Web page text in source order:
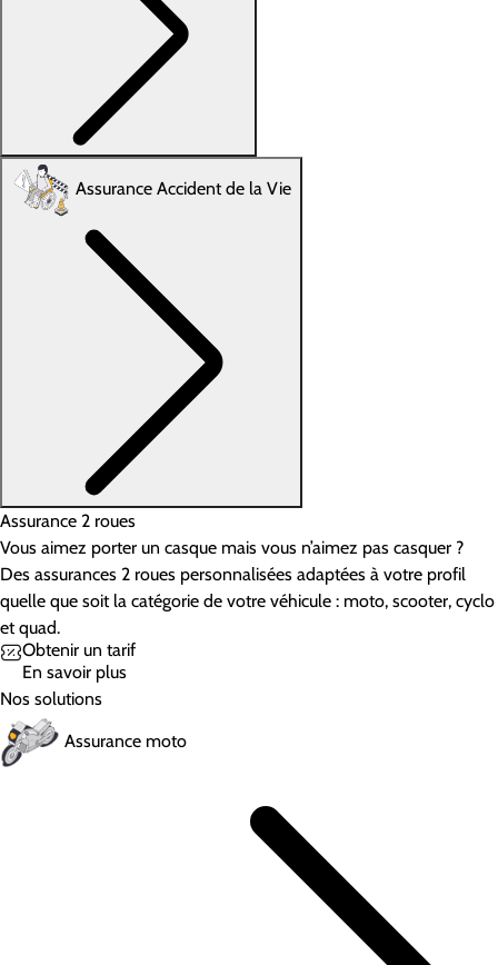
Assurance Accident de la Vie
Assurance 2 roues
Vous aimez porter un casque mais vous n’aimez pas casquer ?
Des assurances 2 roues personnalisées adaptées à votre profil
quelle que soit la catégorie de votre véhicule : moto, scooter, cyclo
et quad.
Obtenir un tarif
En savoir plus
Nos solutions
Assurance moto